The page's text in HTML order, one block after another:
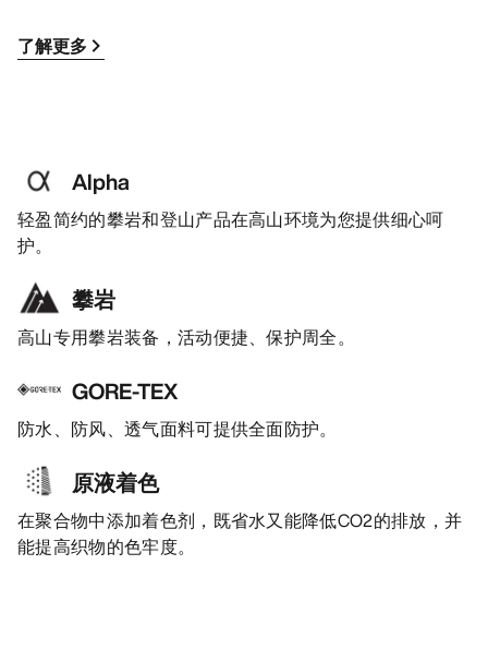
了解更多
Alpha
轻盈简约的攀岩和登山产品在高山环境为您提供细心呵
护。
攀岩
高山专用攀岩装备，活动便捷、保护周全。
GORE-TEX
防水、防风、透气面料可提供全面防护。
原液着色
在聚合物中添加着色剂，既省水又能降低CO2的排放，并
能提高织物的色牢度。